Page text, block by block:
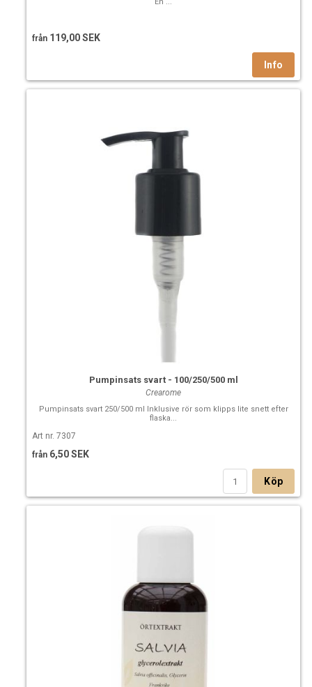
från 119,00 SEK
Pumpinsats svart - 100/250/500 ml
Crearome
Pumpinsats svart 250/500 ml Inklusive rör som klipps lite snett efter
flaska...
Art nr. 7307
från 6,50 SEK
Köp